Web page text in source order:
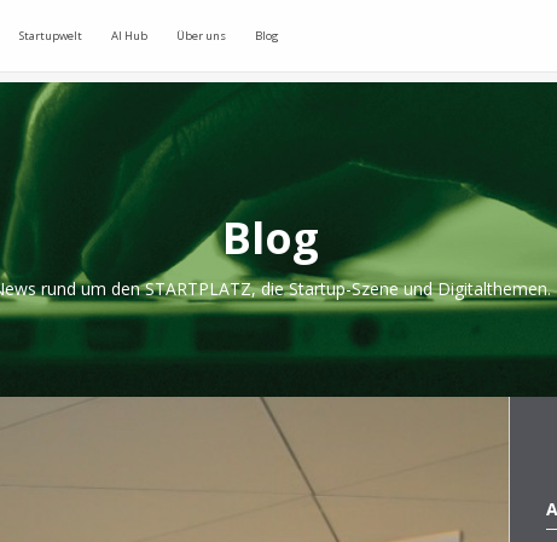
Startupwelt AI Hub Über uns Blog
Blog
rund um den STARTPLATZ, die Startup-Szene und Digitalthemen.